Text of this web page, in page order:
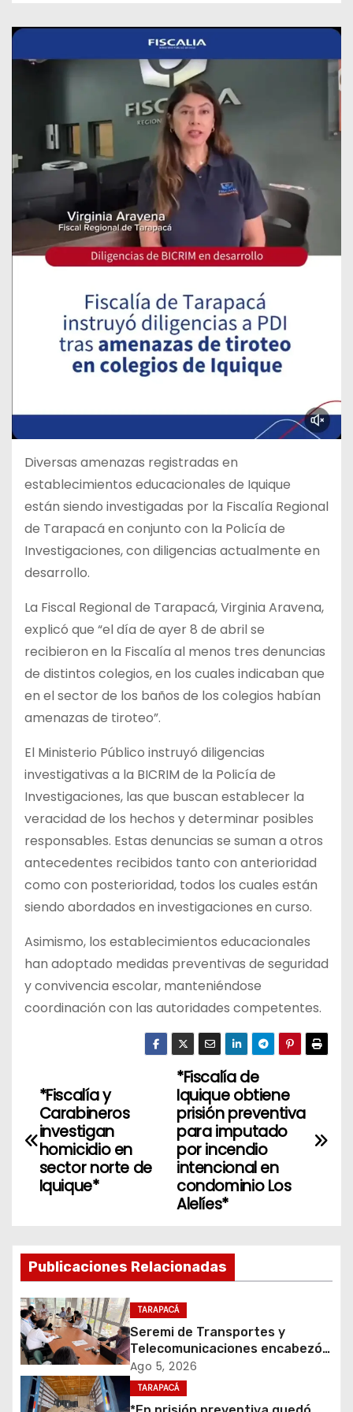
Diversas amenazas registradas en
establecimientos educacionales de Iquique
están siendo investigadas por la Fiscalía Regional
de Tarapacá en conjunto con la Policía de
Investigaciones, con diligencias actualmente en
desarrollo.
La Fiscal Regional de Tarapacá, Virginia Aravena,
explicó que “el día de ayer 8 de abril se
recibieron en la Fiscalía al menos tres denuncias
de distintos colegios, en los cuales indicaban que
en el sector de los baños de los colegios habían
amenazas de tiroteo”.
El Ministerio Público instruyó diligencias
investigativas a la BICRIM de la Policía de
Investigaciones, las que buscan establecer la
veracidad de los hechos y determinar posibles
responsables. Estas denuncias se suman a otros
antecedentes recibidos tanto con anterioridad
como con posterioridad, todos los cuales están
siendo abordados en investigaciones en curso.
Asimismo, los establecimientos educacionales
han adoptado medidas preventivas de seguridad
y convivencia escolar, manteniéndose
coordinación con las autoridades competentes.
N
v
a
c
i
ó
n
*Fiscalía de
Iquique obtiene
prisión preventiva
para imputado
por incendio
intencional en
condominio Los
Alelíes*
*Fiscalía y
Carabineros
investigan
homicidio en
sector norte de
Iquique*
Publicaciones Relacionadas
TARAPACÁ
Seremi de Transportes y
Telecomunicaciones encabezó
primera mesa de coordinación
para el retiro de cables en
desuso en Iquique
Ago 5, 2026
TARAPACÁ